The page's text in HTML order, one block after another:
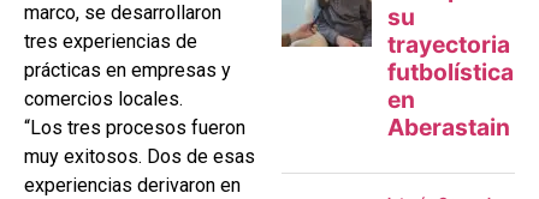
marco, se desarrollaron
tres experiencias de
prácticas en empresas y
comercios locales.
“Los tres procesos fueron
muy exitosos. Dos de esas
experiencias derivaron en